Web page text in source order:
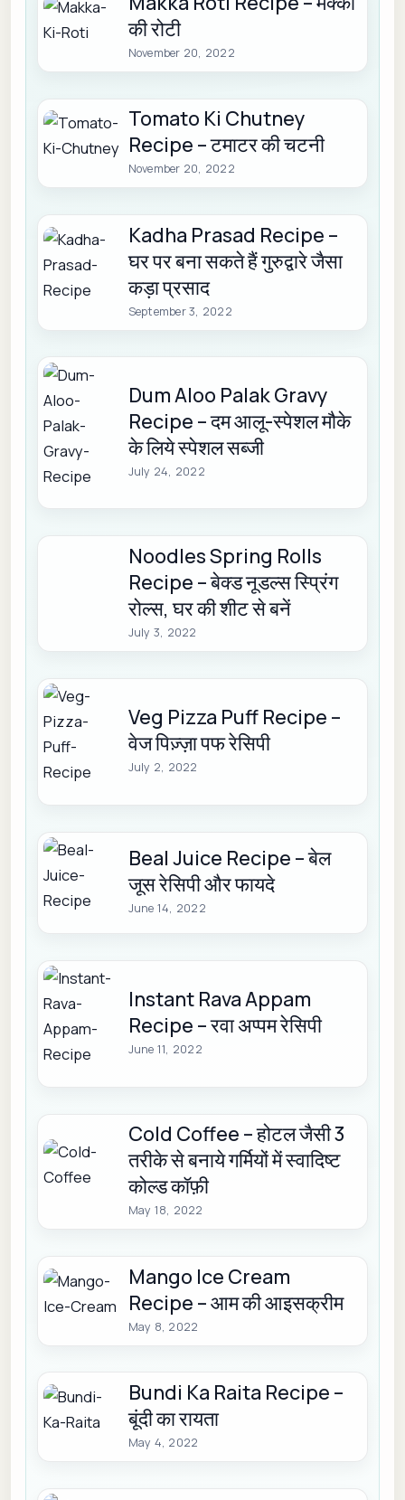
की रोटी
November 20, 2022
Tomato Ki Chutney
Recipe – टमाटर की चटनी
November 20, 2022
Kadha Prasad Recipe –
घर पर बना सकते हैं गुरुद्वारे जैसा
कड़ा प्रसाद
September 3, 2022
Dum Aloo Palak Gravy
Recipe – दम आलू-स्पेशल मौके
के लिये स्पेशल सब्जी
July 24, 2022
Noodles Spring Rolls
Recipe – बेक्ड नूडल्स स्प्रिंग
रोल्स, घर की शीट से बनें
July 3, 2022
Veg Pizza Puff Recipe –
वेज पिज़्ज़ा पफ रेसिपी
July 2, 2022
Beal Juice Recipe – बेल
जूस रेसिपी और फायदे
June 14, 2022
Instant Rava Appam
Recipe – रवा अप्पम रेसिपी
June 11, 2022
Cold Coffee – होटल जैसी 3
तरीके से बनाये गर्मियों में स्वादिष्ट
कोल्ड कॉफ़ी
May 18, 2022
Mango Ice Cream
Recipe – आम की आइसक्रीम
May 8, 2022
Bundi Ka Raita Recipe –
बूंदी का रायता
May 4, 2022